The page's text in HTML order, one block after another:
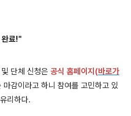
료!"
단체 신청은 공식 홈페이지(바로가
감이라고 하니 참여를 고민하고 있
리하다.